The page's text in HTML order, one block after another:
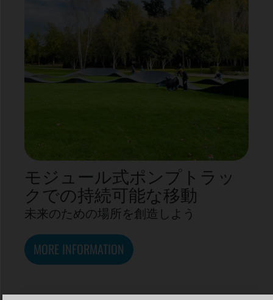
モジュール式ポンプトラッ
クでの持続可能な移動
未来のための場所を創造しよう
MORE INFORMATION